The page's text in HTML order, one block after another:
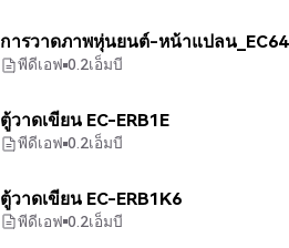
การวาดภาพหุ่นยนต์-หน้าแปลน_EC64
พีดีเอฟ 0.2เอ็มบี
ตู้วาดเขียน EC-ERB1E
พีดีเอฟ 0.2เอ็มบี
ตู้วาดเขียน EC-ERB1K6
พีดีเอฟ 0.2เอ็มบี